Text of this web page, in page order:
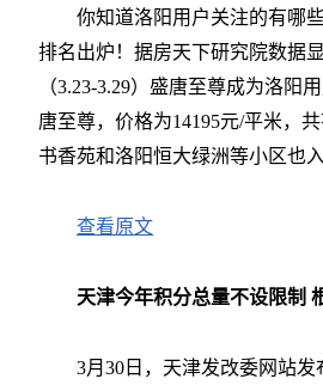
你知道洛阳用户关注的有哪
排名出炉！据房天下研究院数据
（3.23-3.29）盛唐至尊成为洛阳
唐至尊，价格为14195元/平米，
书香苑和洛阳恒大绿洲等小区也入
查看原文
天津今年积分总量不设限制
3月30日，天津发改委网站发